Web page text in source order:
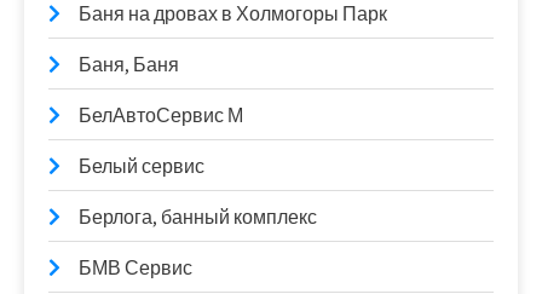
Баня на дровах в Холмогоры Парк
Баня, Баня
БелАвтоСервис М
Белый сервис
Берлога, банный комплекс
БМВ Сервис